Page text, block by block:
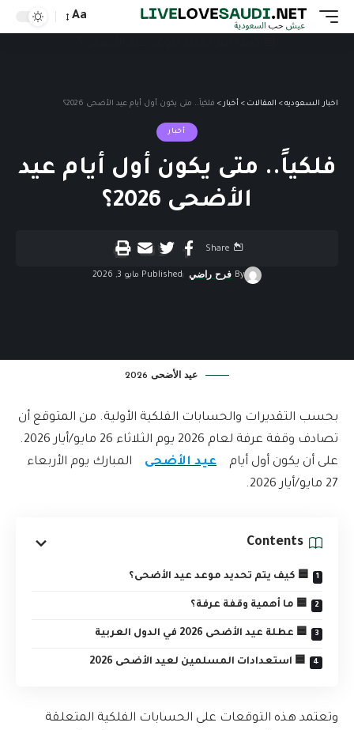
Aa
اخبار السعوديه> المقالات > أخبار > فلكياً.. متى يكون أول أيام عيد الأضحى 2026؟
أخبار
فلكياً.. متى يكون أول أيام عيد
الأضحى 2026؟
By فرح راضي Published مايو 3, 2026
Share
عيد الأضحى 2026
بحسب التقديرات والحسابات الفلكية الأولية. من المتوقع أن
تصادف وقفة عرفة لعام 2026 يوم الثلاثاء 26 مايو/أيار 2026.
على أن يكون أول أيام
عيد الأضحى
المبارك يوم الأربعاء
27 مايو/أيار 2026.
Contents
🟦 كيف يتم تحديد موعد عيد الأضحى؟
🟦 ما أهمية وقفة عرفة؟
🟦 عطلة عيد الأضحى 2026 في الدول العربية
🟦 استعدادات المسلمين لعيد الأضحى 2026
وتعتمد هذه التوقعات على الحسابات الفلكية المتعلقة